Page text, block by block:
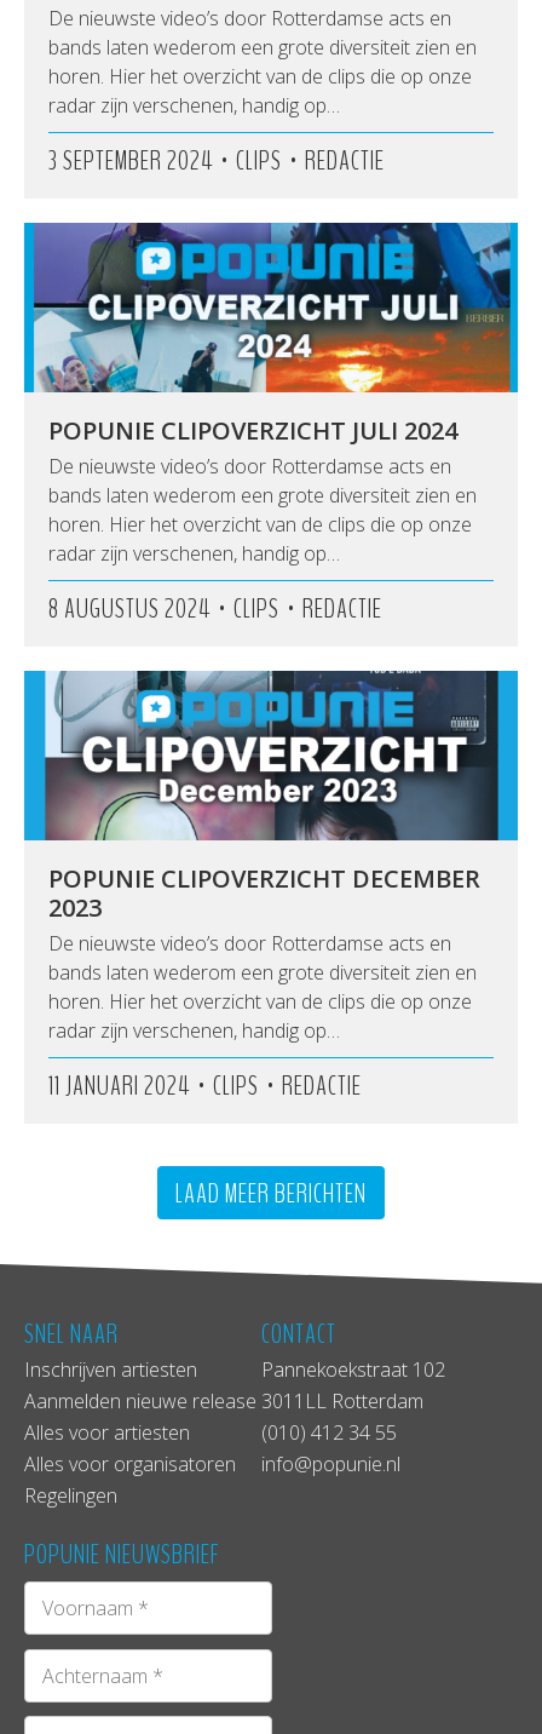
De nieuwste video’s door Rotterdamse acts en
bands laten wederom een grote diversiteit zien en
horen. Hier het overzicht van de clips die op onze
radar zijn verschenen, handig op…
3 SEPTEMBER 2024 • CLIPS • REDACTIE
POPUNIE CLIPOVERZICHT JULI 2024
De nieuwste video’s door Rotterdamse acts en
bands laten wederom een grote diversiteit zien en
horen. Hier het overzicht van de clips die op onze
radar zijn verschenen, handig op…
8 AUGUSTUS 2024 • CLIPS • REDACTIE
POPUNIE CLIPOVERZICHT DECEMBER
2023
De nieuwste video’s door Rotterdamse acts en
bands laten wederom een grote diversiteit zien en
horen. Hier het overzicht van de clips die op onze
radar zijn verschenen, handig op…
11 JANUARI 2024 • CLIPS • REDACTIE
LAAD MEER BERICHTEN
SNEL NAAR
Inschrijven artiesten
Aanmelden nieuwe release
Alles voor artiesten
Alles voor organisatoren
Regelingen
CONTACT
Pannekoekstraat 102
3011LL Rotterdam
(010) 412 34 55
info@popunie.nl
POPUNIE NIEUWSBRIEF